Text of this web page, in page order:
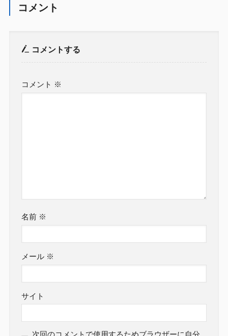
コメント
コメントする
コメント ※
名前 ※
メール ※
サイト
次回のコメントで使用するためブラウザーに自分